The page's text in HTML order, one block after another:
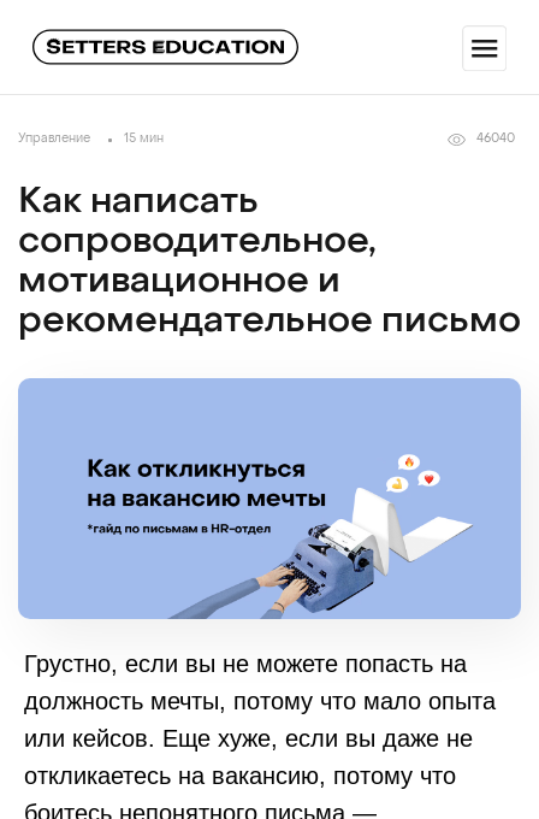
Управление 15 мин 46040
Как написать
сопроводительное,
мотивационное и
рекомендательное письмо
Грустно, если вы не можете попасть на
должность мечты, потому что мало опыта
или кейсов. Еще хуже, если вы даже не
откликаетесь на вакансию, потому что
боитесь непонятного письма —